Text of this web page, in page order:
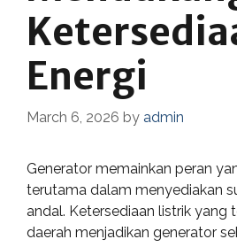
Energi
March 6, 2026 by admin
Generator memainkan peran
terutama dalam menyediakan
andal. Ketersediaan listrik yang
daerah menjadikan generator